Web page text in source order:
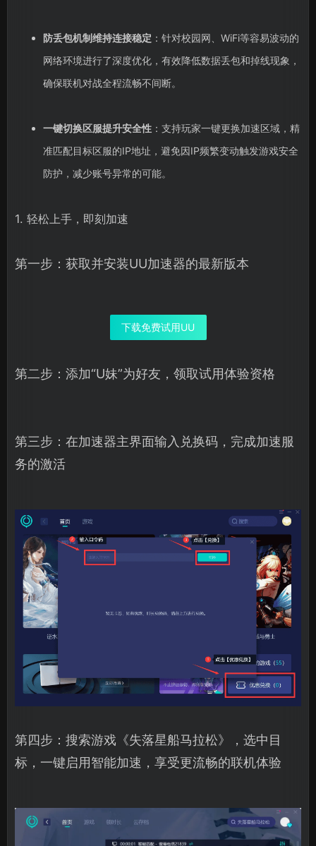
防丢包机制维持连接稳定 ：针对校园网、WiFi等容易波动的
网络环境进行了深度优化，有效降低数据丢包和掉线现象，
确保联机对战全程流畅不间断。
一键切换区服提升安全性：支持玩家一键更换加速区域，精
准匹配目标区服的IP地址，避免因IP频繁变动触发游戏安全
防护，减少账号异常的可能。
1. 轻松上手，即刻加速
第一步：获取并安装UU加速器的最新版本
下载免费试用UU
第二步：添加“U妹”为好友，领取试用体验资格
第三步：在加速器主界面输入兑换码，完成加速服
务的激活
第四步：搜索游戏《失落星船马拉松》，选中目
标，一键启用智能加速，享受更流畅的联机体验